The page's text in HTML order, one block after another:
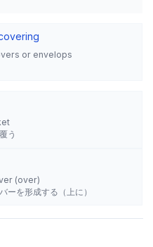
or envelops
う
(over)
ーを形成する（上に）